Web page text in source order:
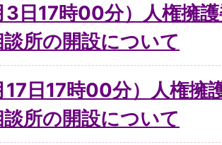
3日17時00分）人権擁
所の開設について
17日17時00分）人権擁
所の開設について